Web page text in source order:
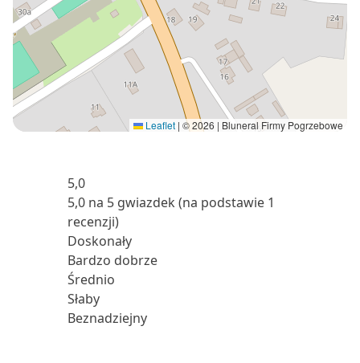
Leaflet | © 2026 | Bluneral Firmy Pogrzebowe
5,0
5,0 na 5 gwiazdek (na podstawie 1
recenzji)
Doskonały
Bardzo dobrze
Średnio
Słaby
Beznadziejny